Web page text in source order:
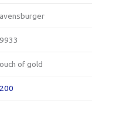
of gold